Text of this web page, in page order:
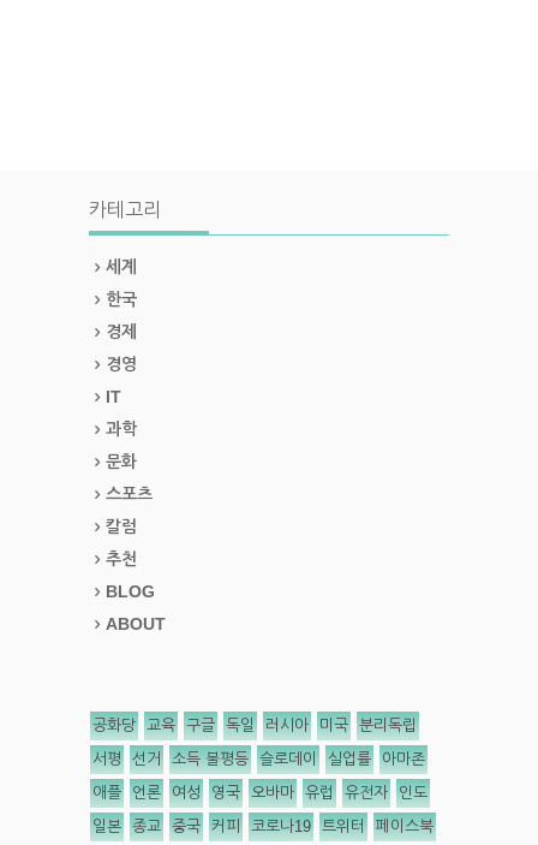
카테고리
세계
한국
경제
경영
IT
과학
문화
스포츠
칼럼
추천
BLOG
ABOUT
공화당 교육 구글 독일 러시아 미국 분리독립
서평 선거 소득 불평등 슬로데이 실업률 아마존
애플 언론 여성 영국 오바마 유럽 유전자 인도
일본 종교 중국 커피 코로나19 트위터 페이스북